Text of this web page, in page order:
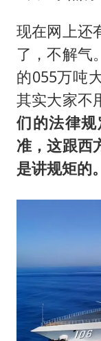
现在网上还
了，不解气
的055万吨
其实大家不
们的法律
准，这跟西
是讲规矩的。